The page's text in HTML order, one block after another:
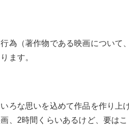
為（著作物である映画について
ます。
ろな思いを込めて作品を作り上
、2時間くらいあるけど、要は